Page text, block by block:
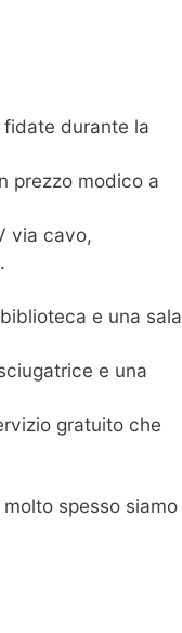
durante la
prezzo modico a
via cavo,
e una sala
e una
gratuito che
spesso siamo